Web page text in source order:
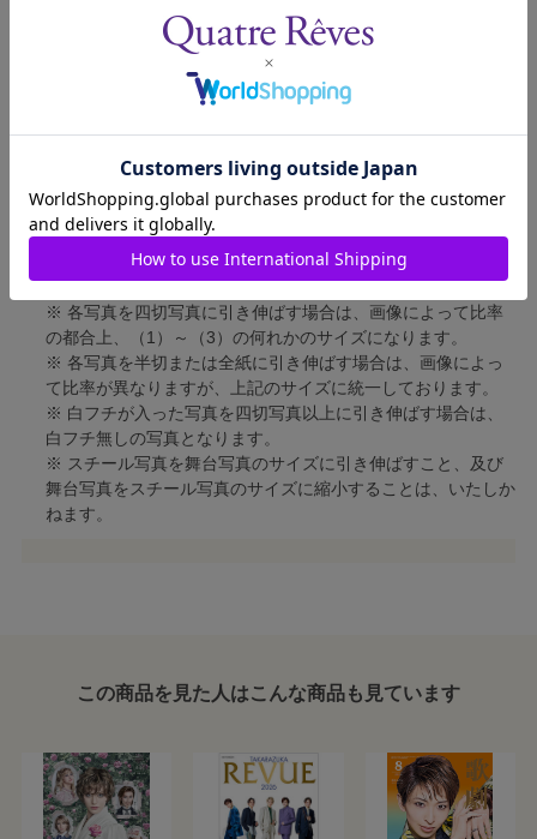
短辺 217mm × 長辺 305mm
短辺 213mm × 長辺 305mm
短辺 254mm × 長辺 305mm
半切写真
短辺 305mm × 長辺 432mm
短辺 402mm × 長辺 559mm
写真のサイズにつきまして、下記の件も併せてご了承ください。
※ 宝塚大劇場および新人公演の舞台写真につきましては、4辺
に白フチが入ります。
※ 各写真を四切写真に引き伸ばす場合は、画像によって比率
の都合上、（1）～（3）の何れかのサイズになります。
※ 各写真を半切または全紙に引き伸ばす場合は、画像によっ
て比率が異なりますが、上記のサイズに統一しております。
※ 白フチが入った写真を四切写真以上に引き伸ばす場合は、
白フチ無しの写真となります。
※ スチール写真を舞台写真のサイズに引き伸ばすこと、及び
舞台写真をスチール写真のサイズに縮小することは、いたしか
ねます。
この商品を見た人はこんな商品も見ています